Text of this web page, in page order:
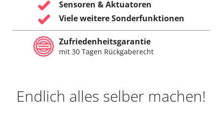
Sensoren & Aktuatoren
Viele weitere Sonderfunktionen
Zufriedenheitsgarantie
mit 30 Tagen Rückgaberecht
Endlich alles selber machen!